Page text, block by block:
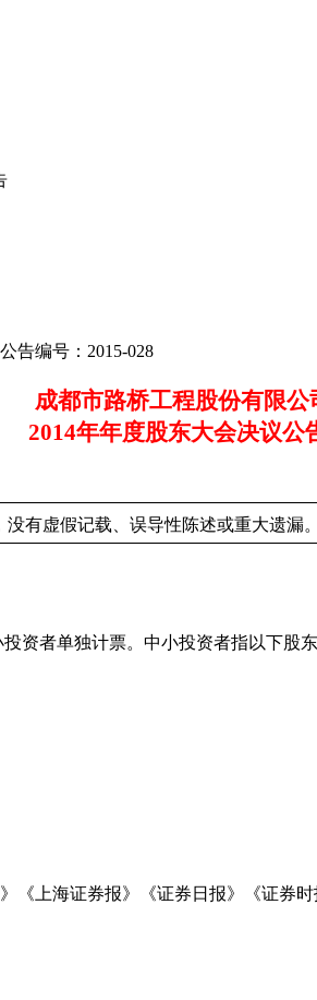
公告编号 ： 2015-028
成都市路桥工程股份有限公
2014年年度股东大会决议公
有虚假记载、误导性陈述或重大遗漏。
资者单独计票。中小投资者指以下股
《上海证券报》《证券日报》《证券